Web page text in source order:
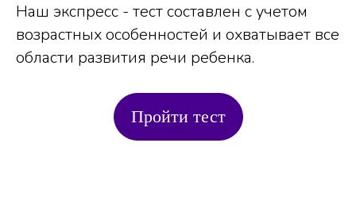
Наш экспресс - тест составлен с учетом
возрастных особенностей и охватывает все
области развития речи ребенка.
Пройти тест